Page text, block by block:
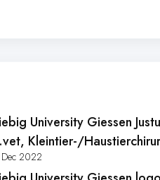
University Giessen
Kleintier-/
Dec 2022